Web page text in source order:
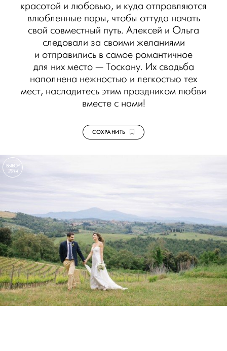
красотой и любовью, и куда отправляются
влюбленные пары, чтобы оттуда начать
свой совместный путь. Алексей и Ольга
следовали за своими желаниями
и отправились в самое романтичное
для них место — Тоскану. Их свадьба
наполнена нежностью и легкостью тех
мест, насладитесь этим праздником любви
вместе с нами!
СОХРАНИТЬ
ВЫБОР
2014